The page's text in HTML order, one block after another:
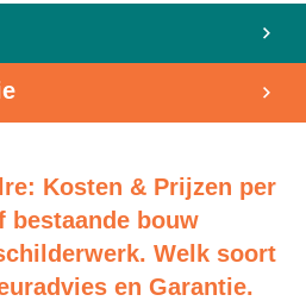
Kosten & Prijzen per
bestaande bouw
Welk soort
en Garantie.